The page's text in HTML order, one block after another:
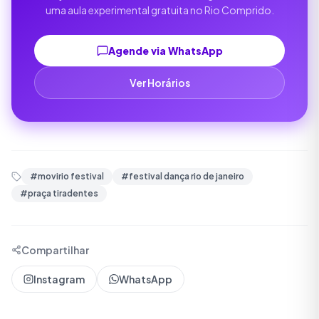
uma aula experimental gratuita no Rio Comprido.
Agende via WhatsApp
Ver Horários
#movirio festival #festival dança rio de janeiro
#praça tiradentes
Compartilhar
Instagram WhatsApp